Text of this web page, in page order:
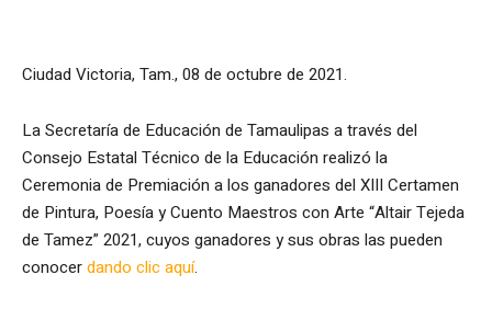
Ciudad Victoria, Tam., 08 de octubre de 2021.
La Secretaría de Educación de Tamaulipas a través del
Consejo Estatal Técnico de la Educación realizó la
Ceremonia de Premiación a los ganadores del XIII Certamen
de Pintura, Poesía y Cuento Maestros con Arte “Altair Tejeda
de Tamez” 2021, cuyos ganadores y sus obras las pueden
conocerdando clic aquí.